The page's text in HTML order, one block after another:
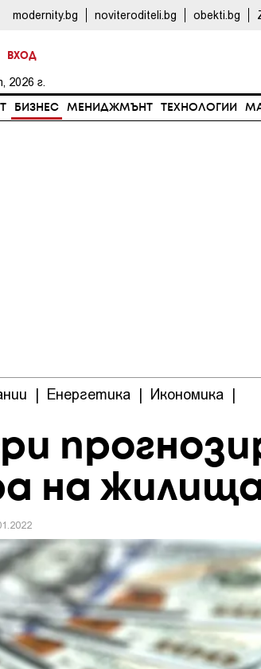
modernity.bg noviteroditeli.bg obekti.bg
ВХОД
2026 г.
БИЗНЕС МЕНИДЖМЪНТ ТЕХНОЛОГИИ
| Енергетика | Икономика |
на жилища